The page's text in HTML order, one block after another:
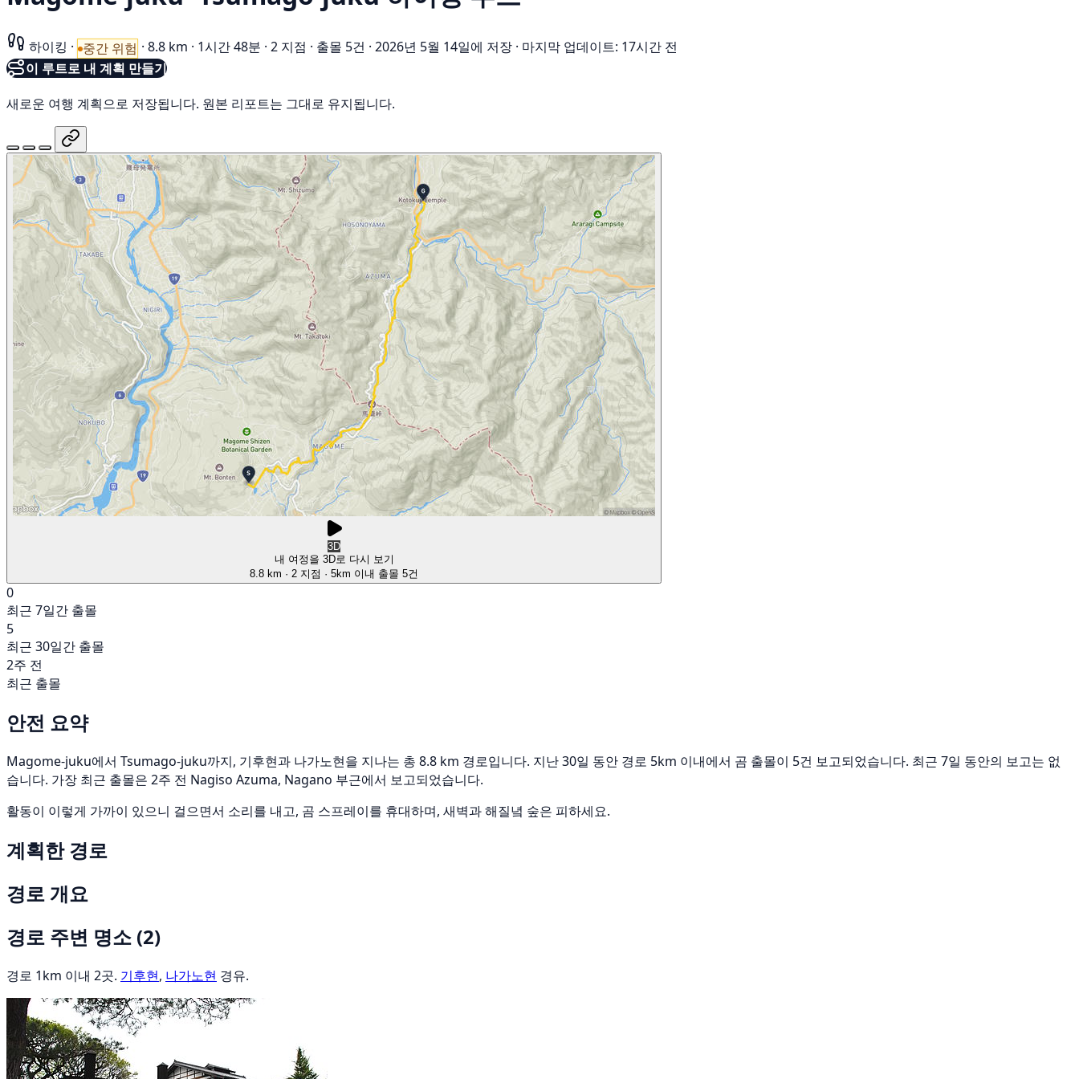
하이킹 · 중간 위험 · 8.8 km · 1시간 48분 · 2 지점 · 출몰 5건 · 2026년 5월 14일에 저장 · 마지막 업데이트: 17시간 전
이 루트로 내 계획 만들기
새로운 여행 계획으로 저장됩니다. 원본 리포트는 그대로 유지됩니다.
3D
내 여정을 3D로 다시 보기
8.8 km · 2 지점 · 5km 이내 출몰 5건
0
최근 7일간 출몰
5
최근 30일간 출몰
2주 전
최근 출몰
안전 요약
Magome-juku에서 Tsumago-juku까지, 기후현과 나가노현을 지나는 총 8.8 km 경로입니다. 지난 30일 동안 경로 5km 이내에서 곰 출몰이 5건 보고되었습니다. 최근 7일 동안의 보고는 없
습니다. 가장 최근 출몰은 2주 전 Nagiso Azuma, Nagano 부근에서 보고되었습니다.
활동이 이렇게 가까이 있으니 걸으면서 소리를 내고, 곰 스프레이를 휴대하며, 새벽과 해질녘 숲은 피하세요.
계획한 경로
경로 개요
경로 주변 명소 (2)
경로 1km 이내 2곳. 기후현, 나가노현 경유.